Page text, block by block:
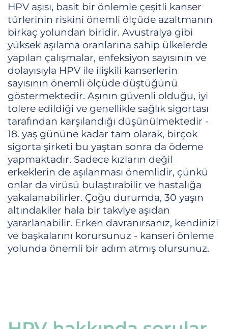
HPV aşısı, basit bir önlemle çeşitli kanser
türlerinin riskini önemli ölçüde azaltmanın
birkaç yolundan biridir. Avustralya gibi
yüksek aşılama oranlarına sahip ülkelerde
yapılan çalışmalar, enfeksiyon sayısının ve
dolayısıyla HPV ile ilişkili kanserlerin
sayısının önemli ölçüde düştüğünü
göstermektedir. Aşının güvenli olduğu, iyi
tolere edildiği ve genellikle sağlık sigortası
tarafından karşılandığı düşünülmektedir -
18. yaş gününe kadar tam olarak, birçok
sigorta şirketi bu yaştan sonra da ödeme
yapmaktadır. Sadece kızların değil
erkeklerin de aşılanması önemlidir, çünkü
onlar da virüsü bulaştırabilir ve hastalığa
yakalanabilirler. Çoğu durumda, 30 yaşın
altındakiler hala bir takviye aşıdan
yararlanabilir. Erken davranırsanız, kendinizi
ve başkalarını korursunuz - kanseri önleme
yolunda önemli bir adım atmış olursunuz.